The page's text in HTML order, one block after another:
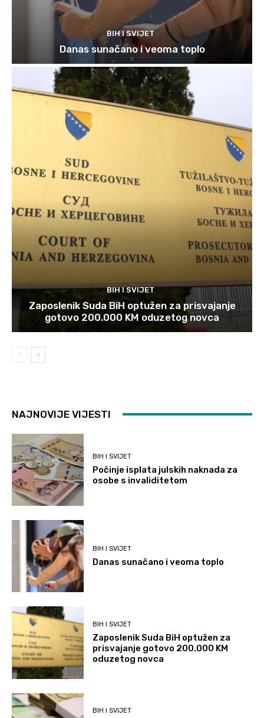
BIH I SVIJET
Danas sunačano i veoma toplo
BIH I SVIJET
Zaposlenik Suda BiH optužen za prisvajanje
gotovo 200.000 KM oduzetog novca
NAJNOVIJE VIJESTI
BIH I SVIJET
Počinje isplata julskih naknada za
osobe s invaliditetom
BIH I SVIJET
Danas sunačano i veoma toplo
BIH I SVIJET
Zaposlenik Suda BiH optužen za
prisvajanje gotovo 200.000 KM
oduzetog novca
BIH I SVIJET